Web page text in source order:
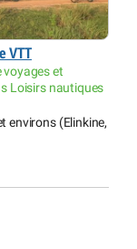
VTT
voyages et
Loisirs nautiques
environs (Elinkine,